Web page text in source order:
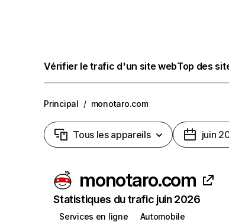
Vérifier le trafic d'un site webTop des
Principal / monotaro.com
Tous les appareils juin
monotaro.com
Statistiques du trafic juin 2026
Services en ligne
Automobile